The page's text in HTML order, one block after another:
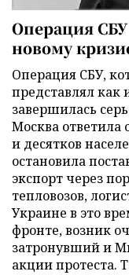
Операция
новому
Операция СБУ,
представлял как
завершилась
Москва ответила
и десятков
остановила
экспорт через
тепловозов,
Украине в это
фронте, возник
затронувший и
акции протеста.